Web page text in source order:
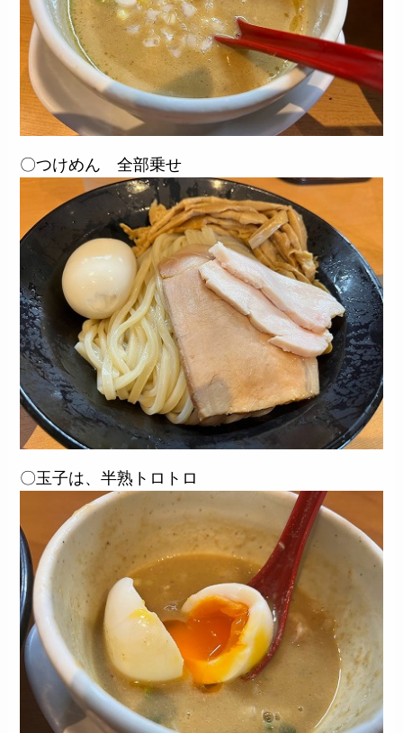
〇つけめん 全部乗せ
〇玉子は、半熟トロトロ